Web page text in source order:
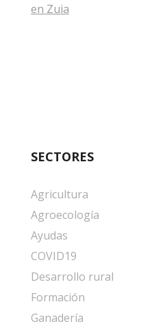
en Zuia
SECTORES
Agricultura
Agroecología
Ayudas
COVID19
Desarrollo rural
Formación
Ganadería